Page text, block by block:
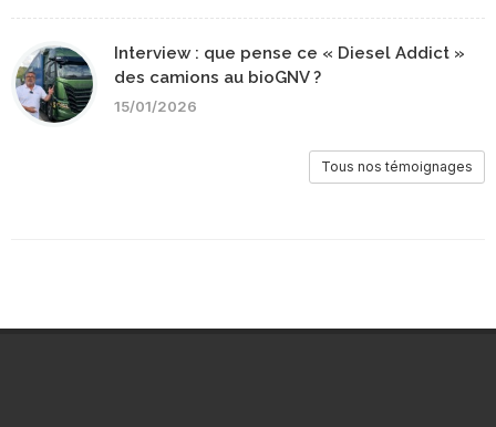
Interview : que pense ce « Diesel Addict »
des camions au bioGNV ?
15/01/2026
Tous nos témoignages